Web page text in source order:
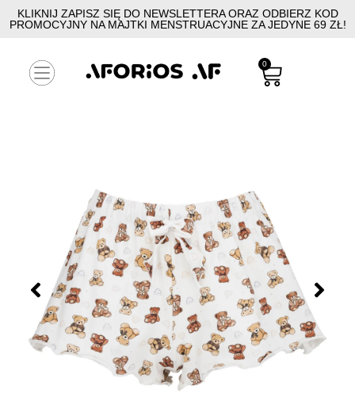
KLIKNIJ ZAPISZ SIĘ DO NEWSLETTERA ORAZ ODBIERZ KOD
PROMOCYJNY NA MAJTKI MENSTRUACYJNE ZA JEDYNE 69 ZŁ!
0